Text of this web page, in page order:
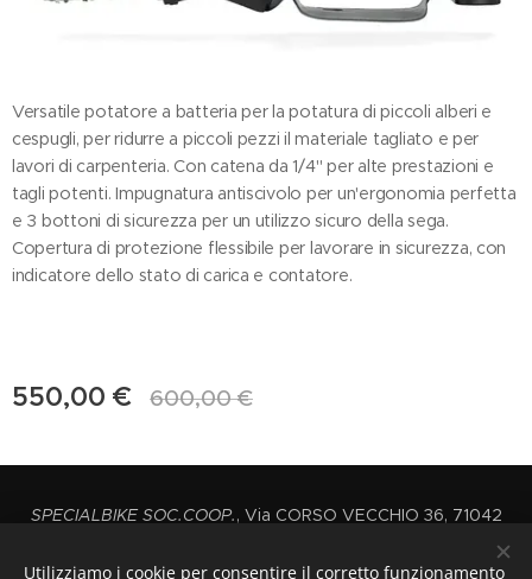
Versatile potatore a batteria per la potatura di piccoli alberi e
cespugli, per ridurre a piccoli pezzi il materiale tagliato e per
lavori di carpenteria. Con catena da 1/4" per alte prestazioni e
tagli potenti. Impugnatura antiscivolo per un'ergonomia perfetta
e 3 bottoni di sicurezza per un utilizzo sicuro della sega.
Copertura di protezione flessibile per lavorare in sicurezza, con
indicatore dello stato di carica e contatore.
550,00 € 600,00€
SPECIALBIKE SOC.COOP., Via CORSO VECCHIO 36, 71042
+39 0885414461 INT2
Utilizziamo i cookie per consentire il corretto funzionamento